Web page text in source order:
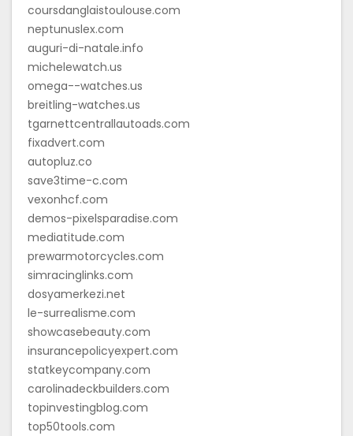
coursdanglaistoulouse.com
neptunuslex.com
auguri-di-natale.info
michelewatch.us
omega--watches.us
breitling-watches.us
tgarnettcentrallautoads.com
fixadvert.com
autopluz.co
save3time-c.com
vexonhcf.com
demos-pixelsparadise.com
mediatitude.com
prewarmotorcycles.com
simracinglinks.com
dosyamerkezi.net
le-surrealisme.com
showcasebeauty.com
insurancepolicyexpert.com
statkeycompany.com
carolinadeckbuilders.com
topinvestingblog.com
top50tools.com